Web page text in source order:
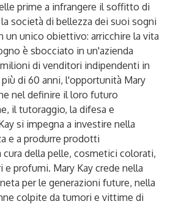
prime a infrangere il soffitto di
società di bellezza dei suoi sogni
un unico obiettivo: arricchire la vita
è sbocciato in un'azienda
di venditori indipendenti in
di 60 anni, l'opportunità Mary
nel definire il loro futuro
il tutoraggio, la difesa e
si impegna a investire nella
e a produrre prodotti
cura della pelle, cosmetici colorati,
profumi. Mary Kay crede nella
per le generazioni future, nella
colpite da tumori e vittime di